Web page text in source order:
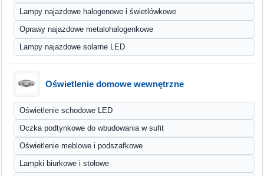
Lampy najazdowe halogenowe i świetlówkowe
Oprawy najazdowe metalohalogenkowe
Lampy najazdowe solarne LED
Oświetlenie domowe wewnętrzne
Oświetlenie schodowe LED
Oczka podtynkowe do wbudowania w sufit
Oświetlenie meblowe i podszafkowe
Lampki biurkowe i stołowe